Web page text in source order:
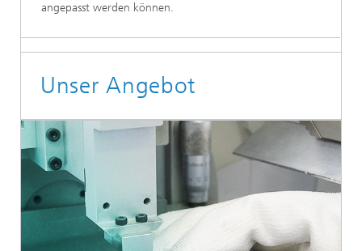
angepasst werden können.
Unser Angebot